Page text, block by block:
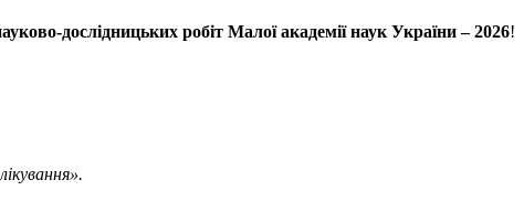
дослідницьких робіт Малої академії наук України – 2026!